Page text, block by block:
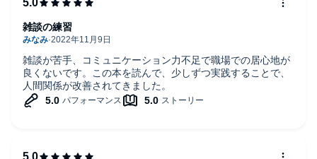
雑談が苦手、コミュニケーション力不足で職場での居心地が
良くないです。この本を読んで、少しずつ実践することで、
人間関係が改善されてきました。
雑談の練習